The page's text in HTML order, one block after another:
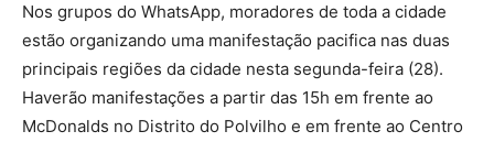
Nos grupos do WhatsApp, moradores de toda a cidade
estão organizando uma manifestação pacifica nas duas
principais regiões da cidade nesta segunda-feira (28).
Haverão manifestações a partir das 15h em frente ao
McDonalds no Distrito do Polvilho e em frente ao Centro